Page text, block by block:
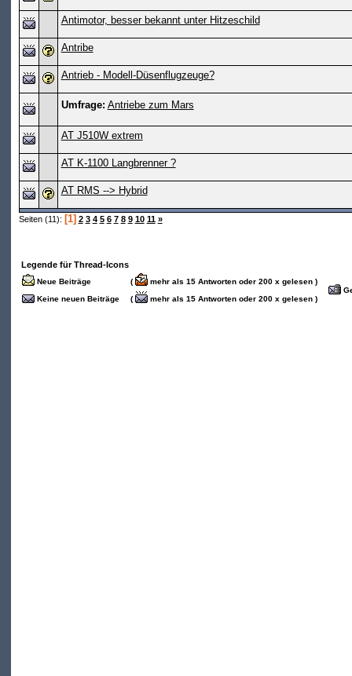
Antimotor, besser bekannt unter Hitzeschild
Antribe
Antrieb - Modell-Düsenflugzeuge?
Umfrage: Antriebe zum Mars
AT J510W extrem
AT K-1100 Langbrenner ?
AT RMS --> Hybrid
Seiten (11): [1] 2 3 4 5 6 7 8 9 10 11 »
Legende für Thread-Icons
Neue Beiträge (
mehr als 15 Antworten oder 200 x gelesen )
Keine neuen Beiträge
( mehr als 15 Antworten oder 200 x gelesen )